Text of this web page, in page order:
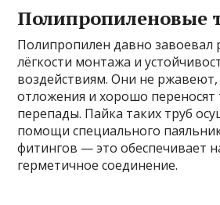
Полипропиленовые
Полипропилен давно завоевал
лёгкости монтажа и
воздействиям. Они не
отложения и хорошо
перепады. Пайка таких труб
помощи специального
фитингов — это обеспечивает
герметичное соединение.